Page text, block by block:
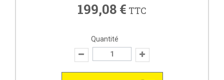
199,08 € TTC
Quantité